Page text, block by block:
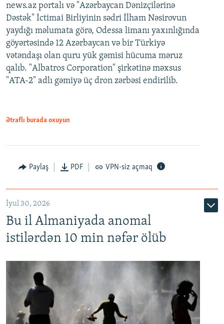
news.az portalı və "Azərbaycan Dənizçilərinə
Dəstək" İctimai Birliyinin sədri İlham Nəsirovun
yaydığı məlumata görə, Odessa limanı yaxınlığında
göyərtəsində 12 Azərbaycan və bir Türkiyə
vətəndaşı olan quru yük gəmisi hücuma məruz
qalıb. "Albatros Corporation" şirkətinə məxsus
"ATA-2" adlı gəmiyə üç dron zərbəsi endirilib.
Ətraflı burada oxuyun
Paylaş PDF VPN-siz açmaq
İyul 30, 2026
Bu il Almaniyada anomal
istilərdən 10 min nəfər ölüb